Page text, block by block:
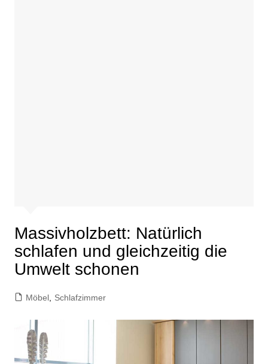
Massivholzbett: Natürlich
schlafen und gleichzeitig die
Umwelt schonen
Möbel, Schlafzimmer